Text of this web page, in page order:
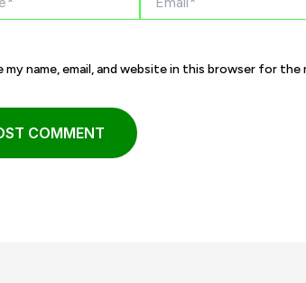
my name, email, and website in this browser for